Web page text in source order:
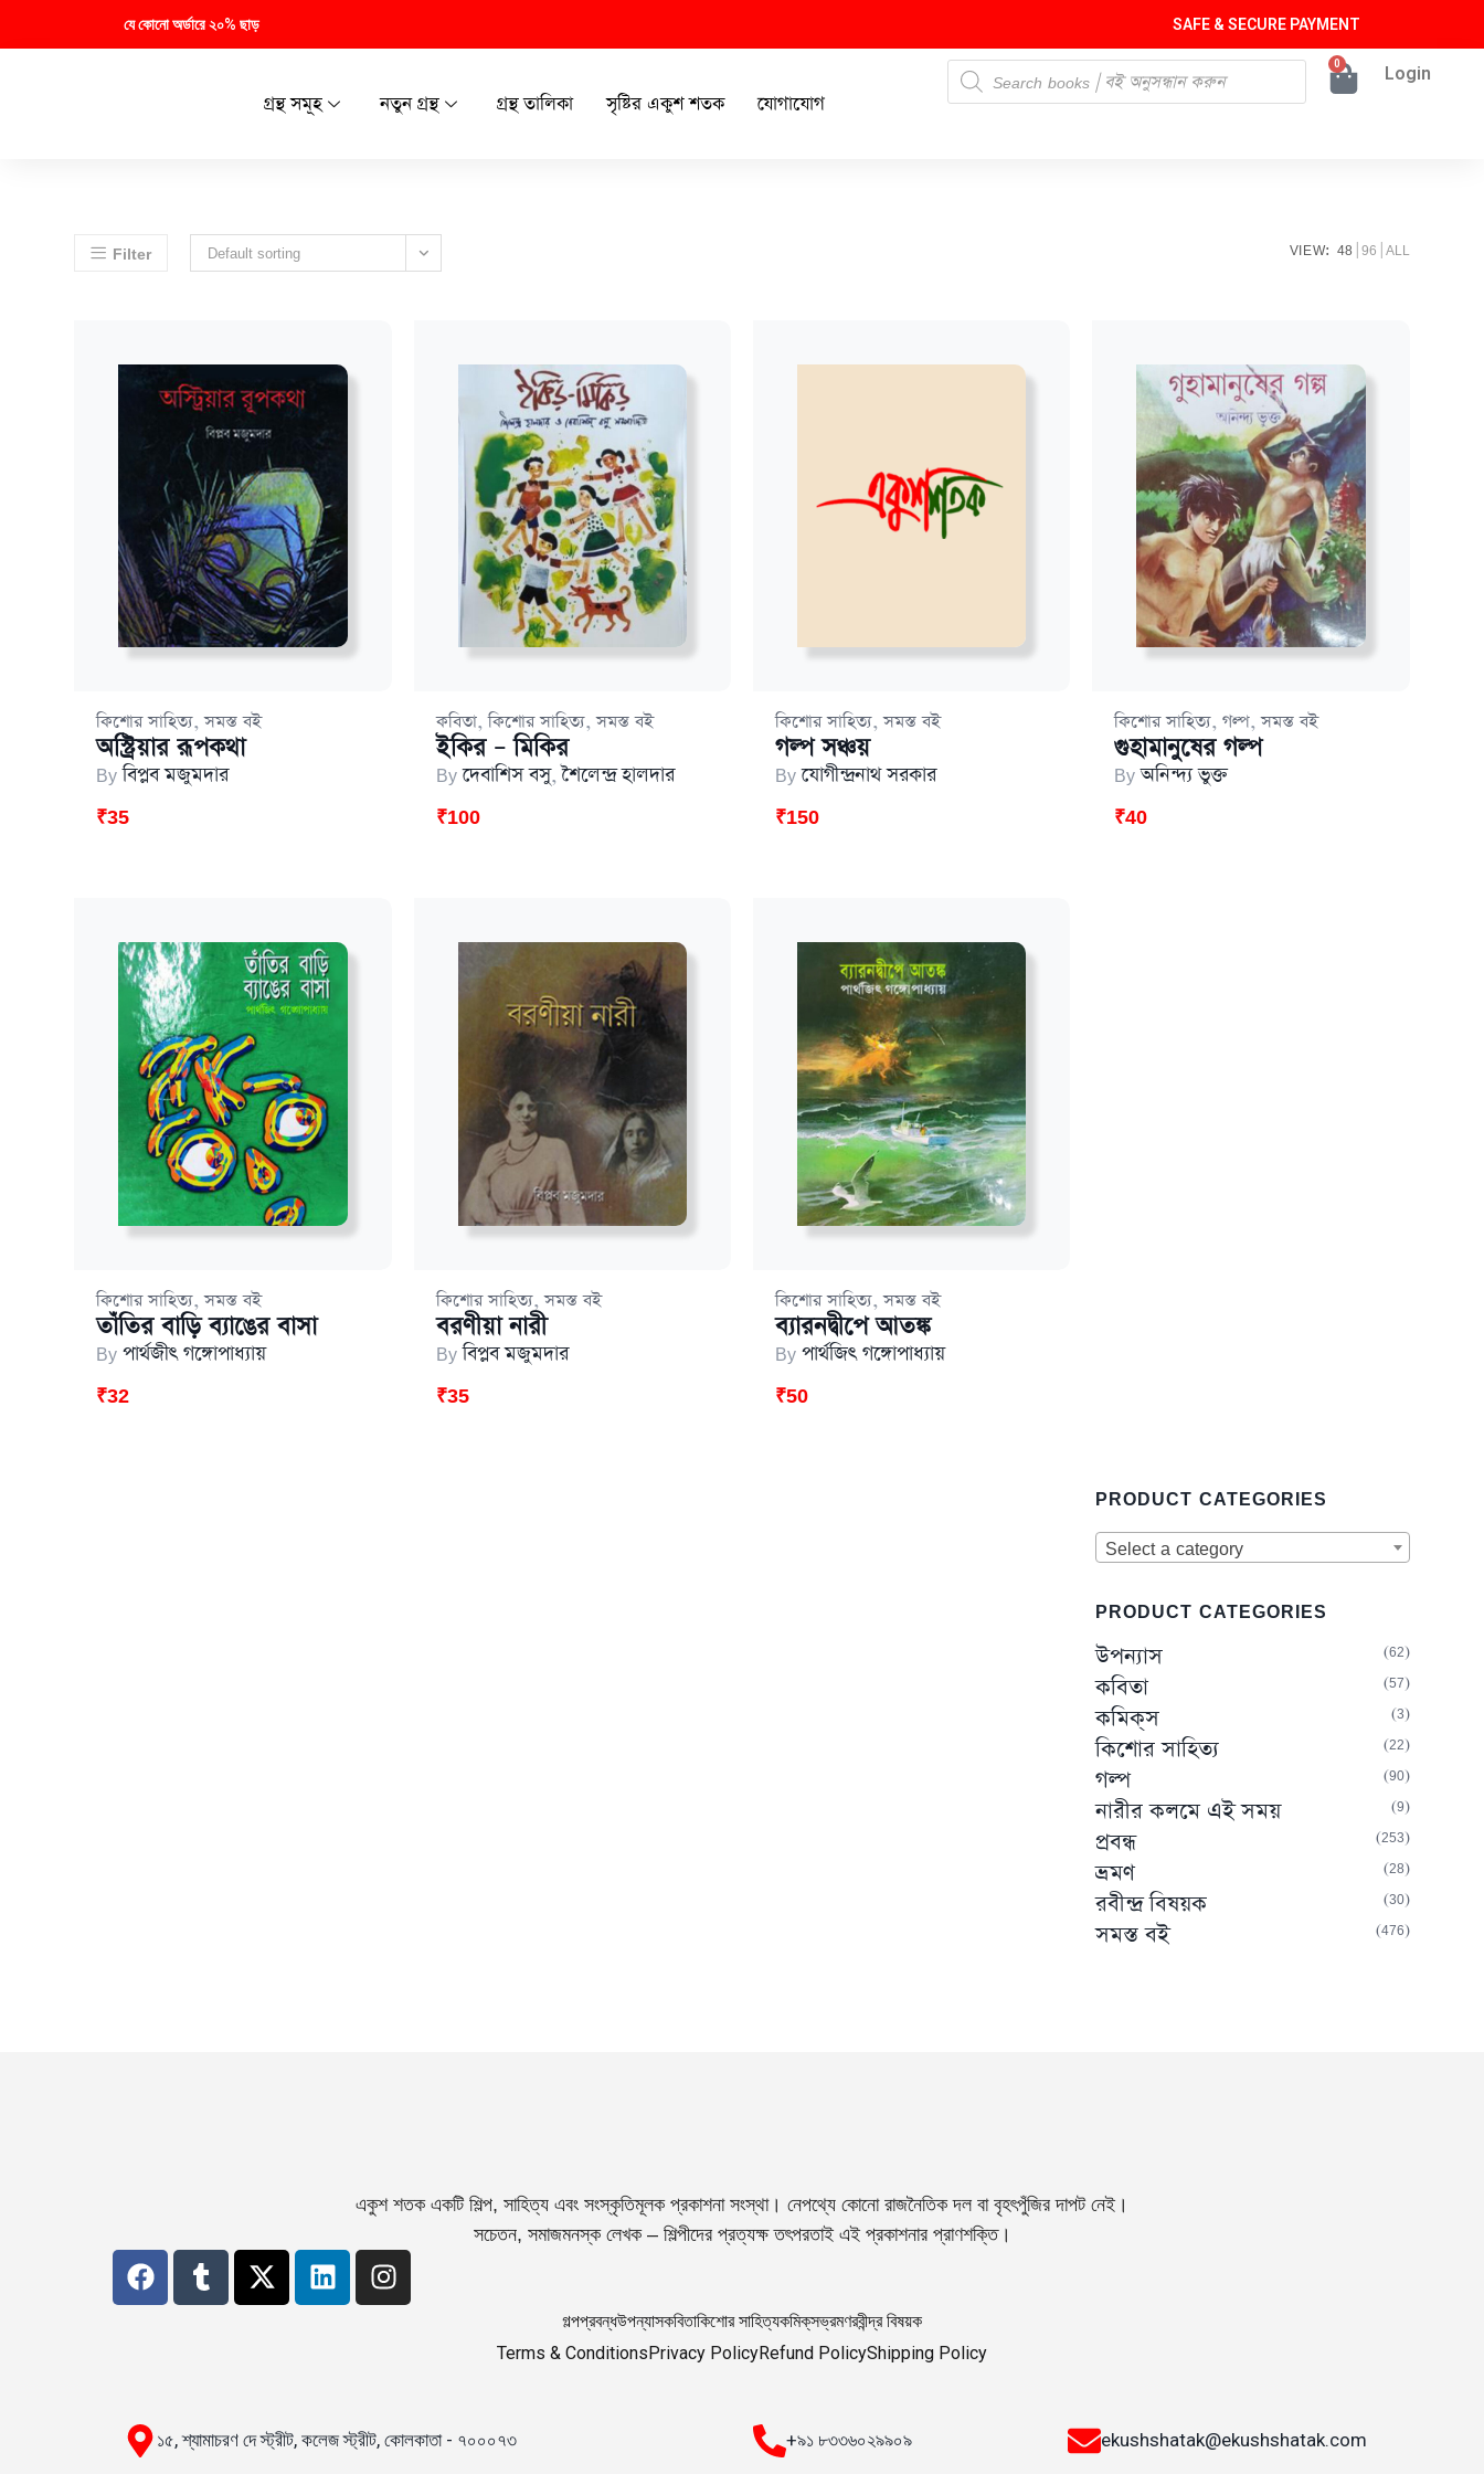
যে কোনো অর্ডারে ২০% ছাড় SAFE & SECURE PAYMENT
গ্রন্থ সমূহ নতুন গ্রন্থ গ্রন্থ তালিকা সৃষ্টির একুশ শতক যোগাযোগ
0 Login
Filter Default sorting VIEW: 48 96 ALL
কিশোর সাহিত্য,সমস্ত বই
অস্ট্রিয়ার রূপকথা
Byবিপ্লব মজুমদার
₹35
কবিতা,কিশোর সাহিত্য,সমস্ত বই
ইকির – মিকির
Byদেবাশিস বসু,শৈলেন্দ্র হালদার
₹100
কিশোর সাহিত্য,সমস্ত বই
গল্প সঞ্চয়
Byযােগীন্দ্রনাথ সরকার
₹150
কিশোর সাহিত্য,গল্প,সমস্ত বই
গুহামানুষের গল্প
Byঅনিন্দ্য ভুক্ত
₹40
কিশোর সাহিত্য,সমস্ত বই
তাঁতির বাড়ি ব্যাঙের বাসা
Byপার্থজীৎ গঙ্গোপাধ্যায়
₹32
কিশোর সাহিত্য,সমস্ত বই
বরণীয়া নারী
Byবিপ্লব মজুমদার
₹35
কিশোর সাহিত্য,সমস্ত বই
ব্যারনদ্বীপে আতঙ্ক
By পার্থজিৎ গঙ্গোপাধ্যায়
₹50
PRODUCT CATEGORIES
Select a category
PRODUCT CATEGORIES
উপন্যাস 62
কবিতা 57
কমিক্‌স 3
কিশোর সাহিত্য 22
গল্প 90
নারীর কলমে এই সময় 9
প্রবন্ধ 253
ভ্রমণ 28
রবীন্দ্র বিষয়ক 30
সমস্ত বই 476
একুশ শতক একটি শিল্প, সাহিত্য এবং সংস্কৃতিমূলক প্রকাশনা সংস্থা। নেপথ্যে কোনো রাজনৈতিক দল বা বৃহৎপুঁজির দাপট নেই।
সচেতন, সমাজমনস্ক লেখক – শিল্পীদের প্রত্যক্ষ তৎপরতাই এই প্রকাশনার প্রাণশক্তি।
গল্পপ্রবন্ধউপন্যাসকবিতাকিশোর সাহিত্যকমিক্‌সভ্রমণরবীন্দ্র বিষয়ক
Terms & ConditionsPrivacy PolicyRefund PolicyShipping Policy
১৫, শ্যামাচরণ দে স্ট্রীট, কলেজ স্ট্রীট, কোলকাতা - ৭০০০৭৩ +৯১ ৮৩৩৬০২৯৯০৯ ekushshatak@ekushshatak.com